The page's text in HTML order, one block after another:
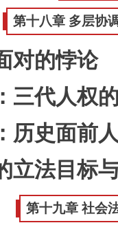
第十八章 多层协
对的悖论
三代人权
历史面前
立法目标
第十九章 社会